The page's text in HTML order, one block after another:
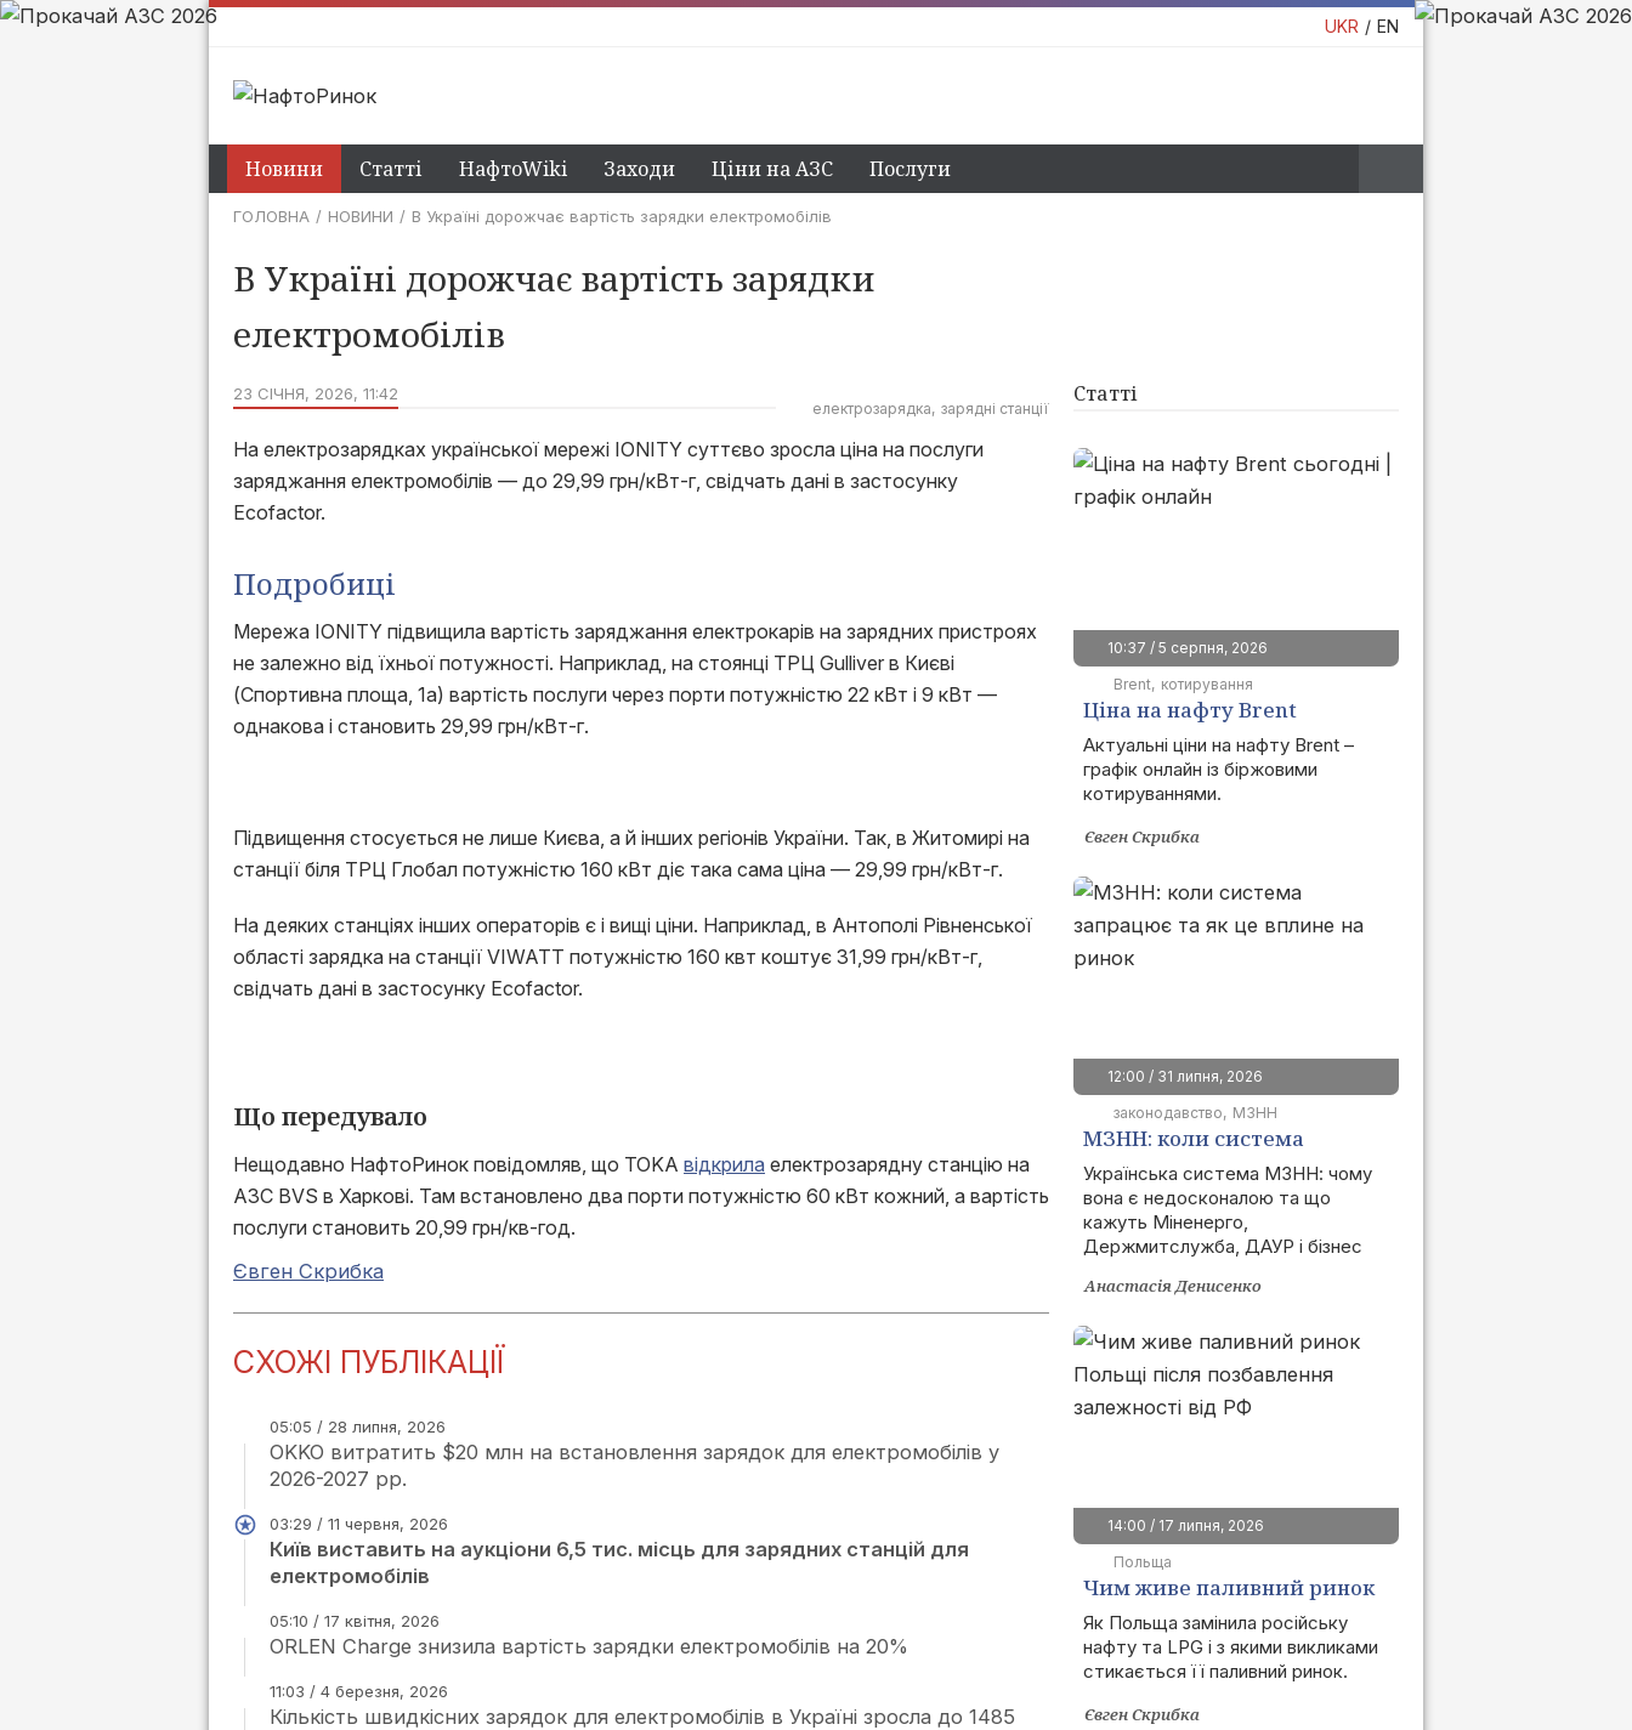
UKR EN
Новини Статті НафтоWiki Заходи Ціни на АЗС Послуги
ГОЛОВНА НОВИНИ В Україні дорожчає вартість зарядки електромобілів
В Україні дорожчає вартість зарядки
електромобілів
23 СІЧНЯ, 2026, 11:42
електрозарядка зарядні станції
На електрозарядках української мережі IONITY суттєво зросла ціна на послуги
заряджання електромобілів — до 29,99 грн/кВт-г, свідчать дані в застосунку
Ecofactor.
Подробиці
Мережа IONITY підвищила вартість заряджання електрокарів на зарядних пристроях
не залежно від їхньої потужності. Наприклад, на стоянці ТРЦ Gulliver в Києві
(Спортивна площа, 1а) вартість послуги через порти потужністю 22 кВт і 9 кВт —
однакова і становить 29,99 грн/кВт-г.
Підвищення стосується не лише Києва, а й інших регіонів України. Так, в Житомирі на
станції біля ТРЦ Глобал потужністю 160 кВт діє така сама ціна — 29,99 грн/кВт-г.
На деяких станціях інших операторів є і вищі ціни. Наприклад, в Антополі Рівненської
області зарядка на станції VIWATT потужністю 160 квт коштує 31,99 грн/кВт-г,
свідчать дані в застосунку Ecofactor.
Що передувало
Нещодавно НафтоРинок повідомляв, що TOKA відкрила електрозарядну станцію на
АЗС BVS в Харкові. Там встановлено два порти потужністю 60 кВт кожний, а вартість
послуги становить 20,99 грн/кв-год.
Євген Скрибка
СХОЖІ ПУБЛІКАЦІЇ
05:05 / 28 липня, 2026
OKKO витратить $20 млн на встановлення зарядок для електромобілів у
2026-2027 рр.
03:29 / 11 червня, 2026
Київ виставить на аукціони 6,5 тис. місць для зарядних станцій для
електромобілів
05:10 / 17 квітня, 2026
ORLEN Charge знизила вартість зарядки електромобілів на 20%
11:03 / 4 березня, 2026
Кількість швидкісних зарядок для електромобілів в Україні зросла до 1485
Статті
10:37 / 5 серпня, 2026
Brent котирування
Ціна на нафту Brent
сьогодні | графік онлайн
Актуальні ціни на нафту Brent –
графік онлайн із біржовими
котируваннями.
Євген Скрибка
12:00 / 31 липня, 2026
законодавство
МЗНН
МЗНН: коли система
запрацює та як це вплине
на ринок
Українська система МЗНН: чому
вона є недосконалою та що
кажуть Міненерго,
Держмитслужба, ДАУР і бізнес
Анастасія Денисенко
14:00 / 17 липня, 2026
Польща
Чим живе паливний ринок
Польщі після позбавлення
залежності від РФ
Як Польща замінила російську
нафту та LPG і з якими викликами
стикається її паливний ринок.
Євген Скрибка